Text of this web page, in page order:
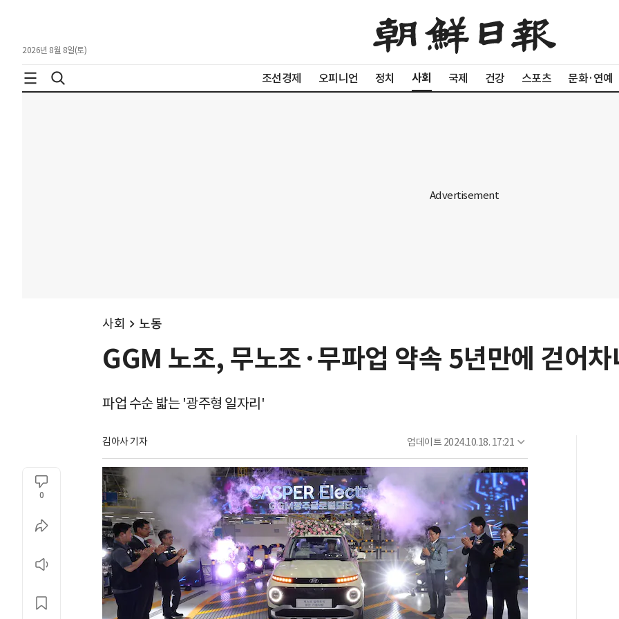
2026년 8월 8일(토)
조선경제 오피니언 정치 사회 국제 건강 스포츠 문화·연예
사회 노동
GGM 노조, 무노조·무파업 약속 5년만에 걷어차
파업 수순 밟는 '광주형 일자리'
김아사 기자 업데이트 2024.10.18. 17:21
0